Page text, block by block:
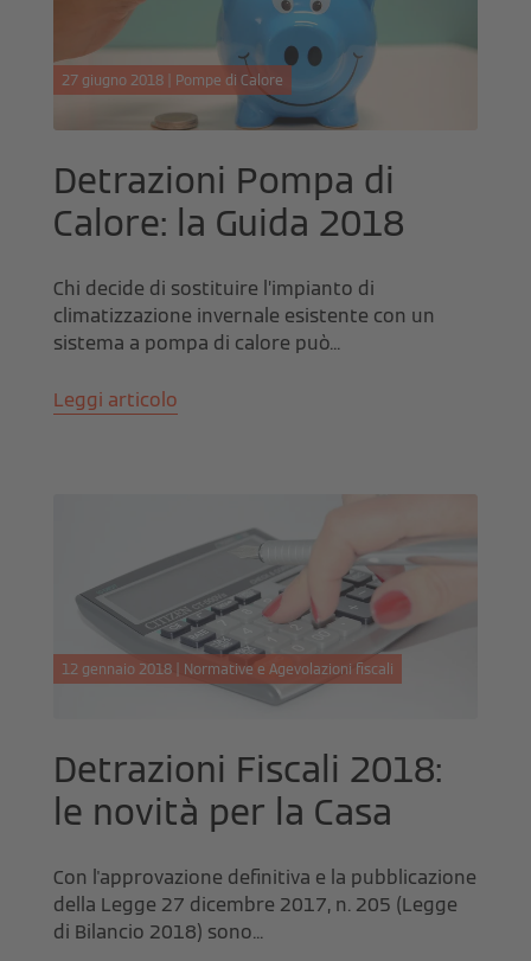
27 giugno 2018 | Pompe di Calore
Detrazioni Pompa di
Calore: la Guida 2018
Chi decide di sostituire l’impianto di
climatizzazione invernale esistente con un
sistema a pompa di calore può...
Leggi articolo
12 gennaio 2018 | Normative e Agevolazioni fiscali
Detrazioni Fiscali 2018:
le novità per la Casa
Con l'approvazione definitiva e la pubblicazione
della Legge 27 dicembre 2017, n. 205 (Legge
di Bilancio 2018) sono...